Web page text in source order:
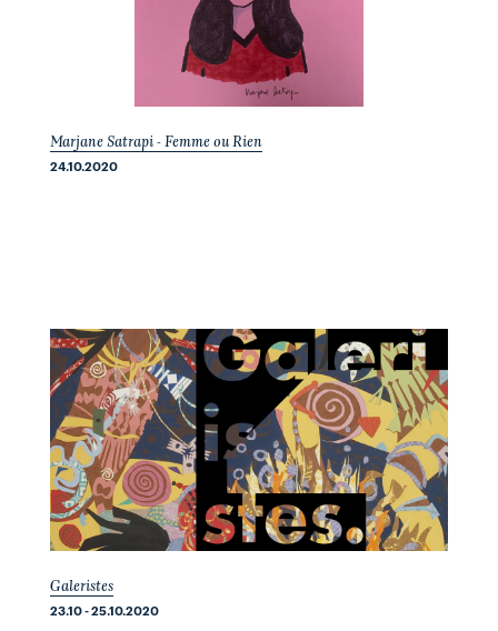
Marjane Satrapi - Femme ou Rien
24.10.2020
Galeristes
23.10 - 25.10.2020